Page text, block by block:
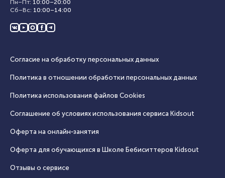
Пн–Пт: 10:00–20:00
Сб–Вс: 10:00–14:00
Согласие на обработку персональных данных
Политика в отношении обработки персональных данных
Политика использования файлов Cookies
Соглашение об условиях использования сервиса Кidsout
Оферта на онлайн‑занятия
Оферта для обучающихся в Школе Бебиситтеров Kidsout
Отзывы о сервисе